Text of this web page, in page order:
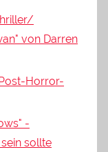
von Darren
Horror-
-
sollte